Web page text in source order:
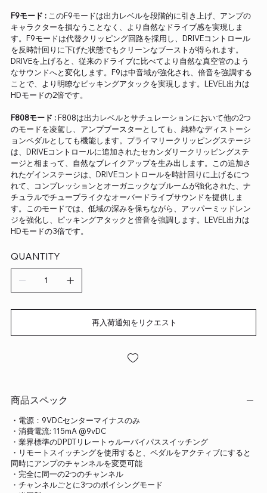
F9モード :このF9モードは出力レベルを段階的に引き上げ、アンプの
キャラクターを損なうことなく、より自然なドライブ感を実現しま
す。F9モードは代替クリッピング回路を採用し、DRIVEコントロール
を反時計回りに下げた状態でもクリーンなブーストが得られます。
DRIVEを上げると、従来のドライブに比べてより自然な真空管のよう
なサウンドへと変化します。F9は中音域が強化され、倍音を強調する
ことで、より明瞭なピッキングアタックを実現します。LEVEL出力は
HDモードの2倍です。
F808モード :F808は出力レベルとサチュレーションにおいて他の2つ
のモードを凌駕し、アンプブースターとしても、純粋なディストーシ
ョンペダルとしても機能します。プライマリークリッピングステージ
は、DRIVEコントロールに追加されたセカンダリークリッピングステ
ージと相まって、自然なブレイクアップを生み出します。この追加さ
れたゲインステージは、DRIVEコントロールを時計回りに上げるにつ
れて、コンプレッションとオーガニックなブルームが強化された、ナ
チュラルでチューブライクなオーバードライブサウンドを提供しま
す。このモードでは、低域の深みを保ちながら、アッパーミッドレン
ジを強化し、ピッキングアタックと倍音を強調します。LEVEL出力は
HDモードの3倍です。
QUANTITY
再入荷通知をリクエスト
商品スペック
・電源：9VDCセンターマイナスのみ
・消費電流: 115mA @9vDC
・業界標準のDPDTリレートゥルーバイパススイッチング
・リモートスイッチングを使用すると、ペダルをアクティブにすると
同時にアンプのチャンネルを変更可能
・完全に同一の2つのチャンネル
・チャンネルごとに3つのボイシングモード